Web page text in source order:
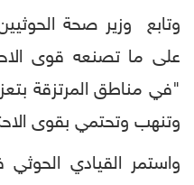
وتابع وزير صحة
على ما تصنعه قوى
"في مناطق المرتزقة
وتنهب وتحتمي بقوى
واستمر القيادي